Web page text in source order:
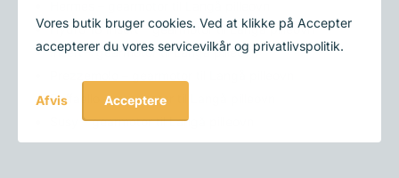
Hydro 18 Insert – gearmotor til Langå pilleovn
Insert – gearmotor til Langå pilleovn
Raffaello – gearmotor til Langå pilleovn
Susy – gearmotor til Langå pilleovn
Vores butik bruger cookies. Ved at klikke på Accepter
accepterer du vores servicevilkår og privatlivspolitik.
Afvis Acceptere